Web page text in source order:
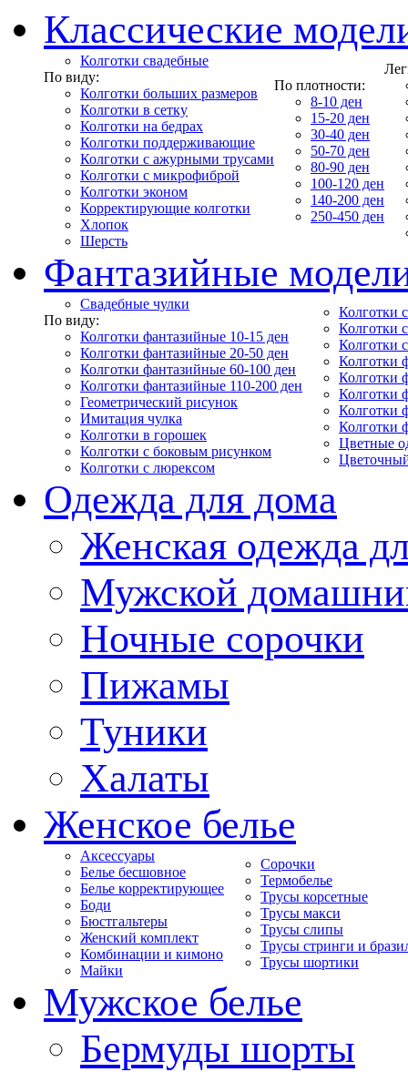
Классические
Колготки свадебные
По виду:
Колготки больших размеров
Колготки в сетку
Колготки на бедрах
Колготки поддерживающие
Колготки с ажурными трусами
Колготки с микрофиброй
Колготки эконом
Корректирующие колготки
Хлопок
Шерсть
По плотности:
8-10 ден
15-20 ден
30-40 ден
50-70 ден
80-90 ден
100-120 ден
140-200 ден
250-450 ден
Фантазийные
Свадебные чулки
По виду:
Колготки фантазийные 10-15 ден
Колготки фантазийные 20-50 ден
Колготки фантазийные 60-100 ден
Колготки фантазийные 110-200 ден
Геометрический рисунок
Имитация чулка
Колготки в горошек
Колготки с боковым рисунком
Колготки с люрексом
Колготки
Колготки
Колготки
Колготки
Колготки
Колготки
Колготки
Колготки
Цветные
Одежда для дома
Женская одежда
Мужской
Ночные сорочки
Пижамы
Туники
Халаты
Женское белье
Аксессуары
Белье бесшовное
Белье корректирующее
Боди
Бюстгальтеры
Женский комплект
Комбинации и кимоно
Майки
Сорочки
Термобелье
Трусы корсетные
Трусы макси
Трусы слипы
Трусы стринги и
Трусы шортики
Мужское белье
Бермуды шорты